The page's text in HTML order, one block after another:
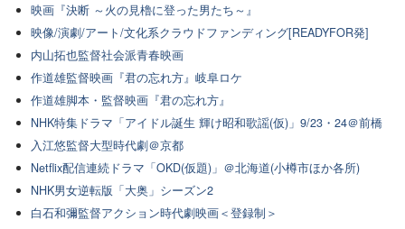
映画『決断 ～火の見櫓に登った男たち～』
映像/演劇/アート/文化系クラウドファンディング[READYFOR発]
内山拓也監督社会派青春映画
作道雄監督映画『君の忘れ方』岐阜ロケ
作道雄脚本・監督映画『君の忘れ方』
NHK特集ドラマ「アイドル誕生 輝け昭和歌謡(仮)」9/23・24＠前橋
入江悠監督大型時代劇＠京都
Netflix配信連続ドラマ「OKD(仮題)」＠北海道(小樽市ほか各所)
NHK男女逆転版「大奥」シーズン2
白石和彌監督アクション時代劇映画＜登録制＞